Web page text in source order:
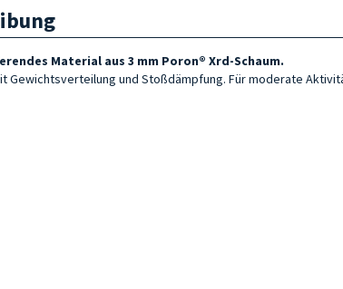
Material aus 3 mm Poron® Xrd-Schaum.
Gewichtsverteilung und Stoßdämpfung. Für moderate